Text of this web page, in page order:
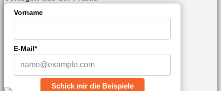
Vorname
E-Mail*
Schick mir die Beispiele